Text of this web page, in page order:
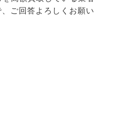
ご回答よろしくお願い